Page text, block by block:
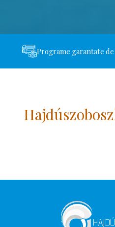
Programe garantate